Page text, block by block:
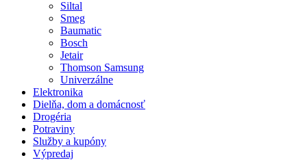
Siltal
Smeg
Baumatic
Bosch
Jetair
Thomson Samsung
Univerzálne
Elektronika
Dielňa, dom a domácnosť
Drogéria
Potraviny
Služby a kupóny
Výpredaj